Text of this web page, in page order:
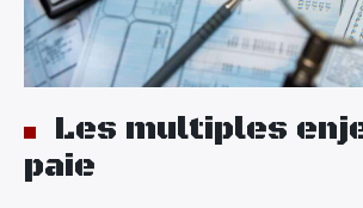
Les multiples
paie